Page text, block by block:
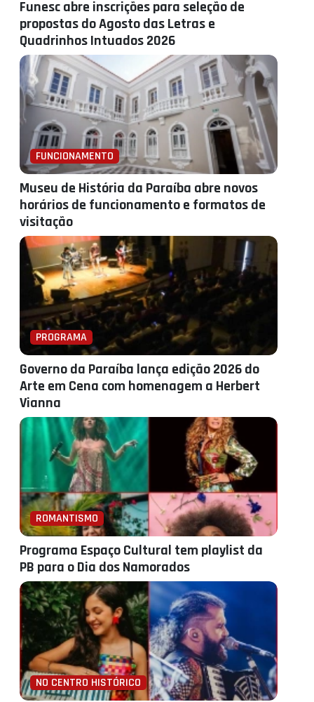
Funesc abre inscrições para seleção de
propostas do Agosto das Letras e
Quadrinhos Intuados 2026
FUNCIONAMENTO
Museu de História da Paraíba abre novos
horários de funcionamento e formatos de
visitação
PROGRAMA
Governo da Paraíba lança edição 2026 do
Arte em Cena com homenagem a Herbert
Vianna
ROMANTISMO
Programa Espaço Cultural tem playlist da
PB para o Dia dos Namorados
NO CENTRO HISTÓRICO